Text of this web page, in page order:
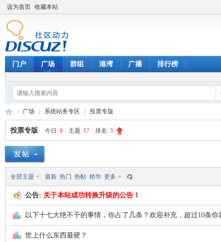
设为首页 收藏本站
门户 广场 群组 港湾 广播 排行榜
»
广场
›
系统站务专区 投票专版
投票专版 今日: 0 主题: 17 排名: 3
全部主题 最新 热门 热帖 精华 更多
公告: 关于本站成功转换升级的公告！
以下十七大绝不干的事情，你占了几条？欢迎补充，超过10条你
世上什么东西最硬？